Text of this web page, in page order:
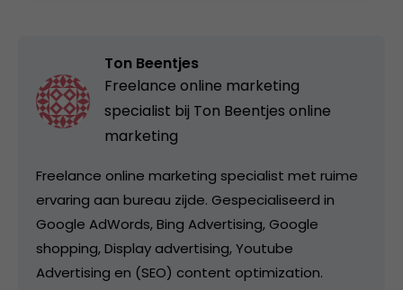
Ton Beentjes
Freelance online marketing
specialist bij Ton Beentjes online
marketing
Freelance online marketing specialist met ruime
ervaring aan bureau zijde. Gespecialiseerd in
Google AdWords, Bing Advertising, Google
shopping, Display advertising, Youtube
Advertising en (SEO) content optimization.